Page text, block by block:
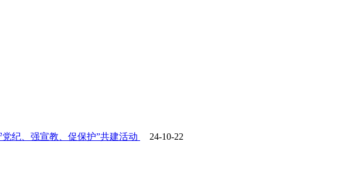
纪、强宣教、促保护”共建活动
24-10-22